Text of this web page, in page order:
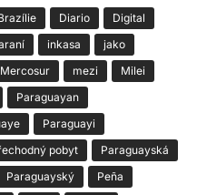
Diario
Digital
inkasa
jako
Mercosur mezi
Milei
Paraguayan
Paraguayi
pobyt
Paraguayská
Paraguayský
Peña